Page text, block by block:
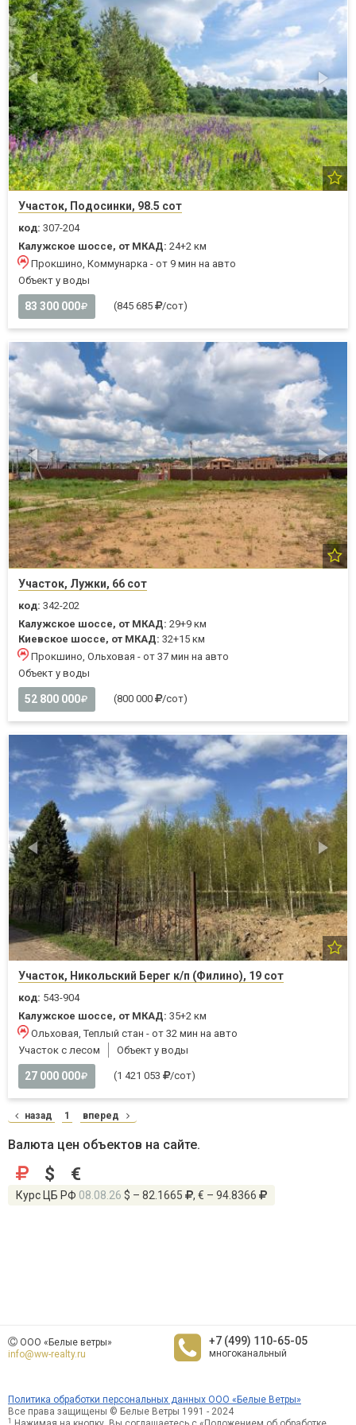
Участок, Подосинки, 98.5 сот
код: 307-204
Калужское шоссе, от МКАД: 24+2 км
Прокшино, Коммунарка - от 9 мин на авто
Объект у воды
83 300 000 (845 685 /сот)
Участок, Лужки, 66 сот
код: 342-202
Калужское шоссе, от МКАД: 29+9 км
Киевское шоссе, от МКАД: 32+15 км
Прокшино, Ольховая - от 37 мин на авто
Объект у воды
52 800 000 (800 000 /сот)
Участок, Никольский Берег к/п (Филино), 19 сот
код: 543-904
Калужское шоссе, от МКАД: 35+2 км
Ольховая, Теплый стан - от 32 мин на авто
Участок с лесом
Объект у воды
27 000 000 (1 421 053 /сот)
назад 1 вперед
Валюта цен объектов на сайте.
$ €
Курс ЦБ РФ 08.08.26 $ – 82.1665 , € – 94.8366
ООО «Белые ветры»
info@ww-realty.ru
+7 (499) 110-65-05
многоканальный
Политика обработки персональных данных ООО «Белые Ветры»
Все права защищены © Белые Ветры 1991 - 2024
1